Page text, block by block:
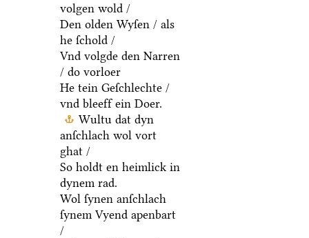
volgen wold /
Den olden Wyſen / als
he ſchold /
Vnd volgde den Narren
/ do vorloer
He tein Geſchlechte /
vnd bleeff ein Doer.
Wultu dat dyn
anſchlach wol vort
ghat /
So holdt en heimlick in
dynem rad.
Wol ſynen anſchlach
ſynem Vyend apenbart
/